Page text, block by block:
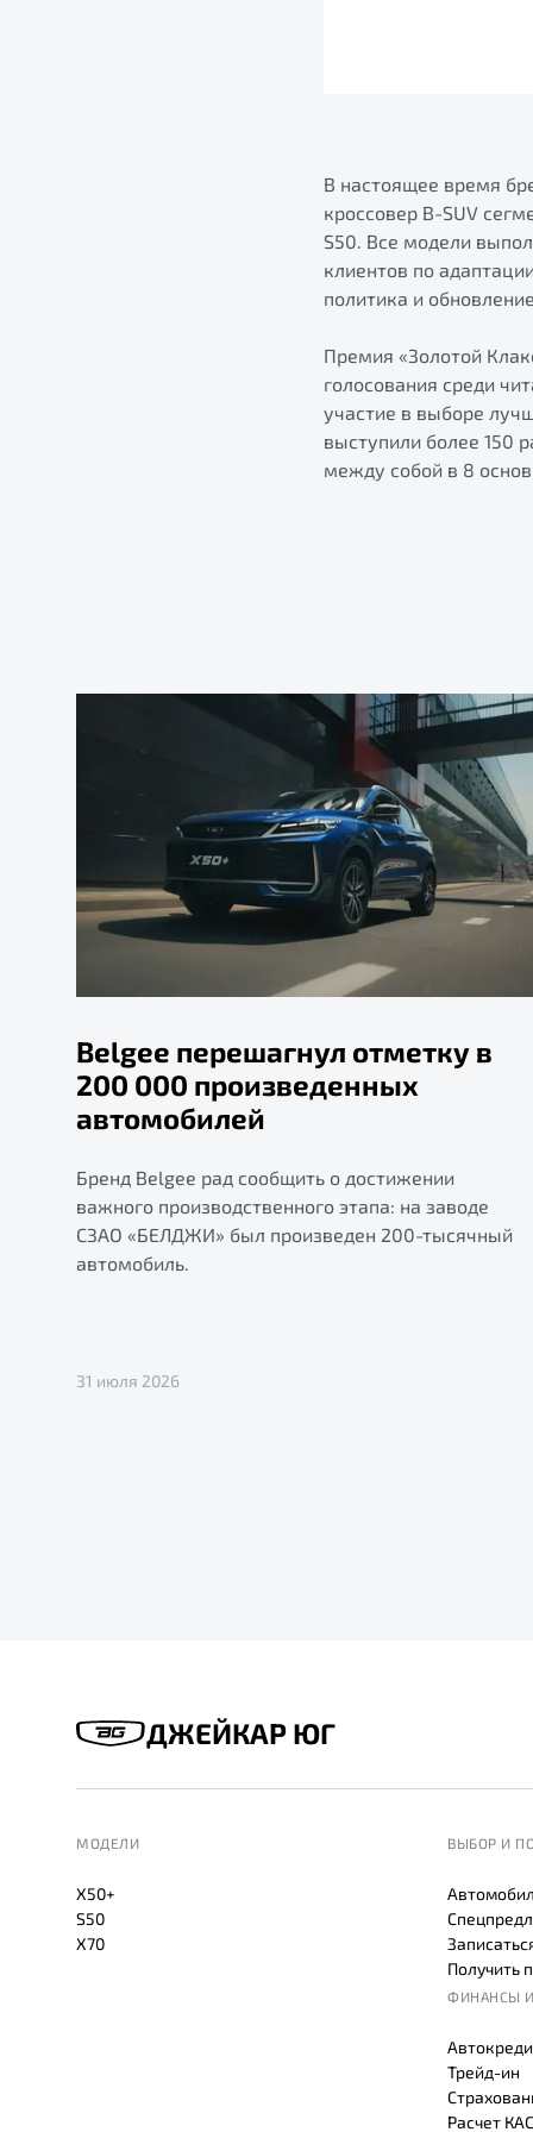
В настоящее время
кроссовер B-SUV
S50. Все модели
клиентов по
политика и
Премия «Золотой
голосования среди
участие в выборе
выступили более 150
между собой в 8
Belgee перешагнул отметку в
200 000 произведенных
автомобилей
Бренд Belgee рад сообщить о достижении
важного производственного этапа: на заводе
СЗАО «БЕЛДЖИ» был произведен 200-тысячный
автомобиль.
31 июля 2026
ДЖЕЙКАР ЮГ
МОДЕЛИ
X50+
S50
X70
ВЫБОР И
Получить
ФИНАНСЫ
Трейд-ин
Расчет